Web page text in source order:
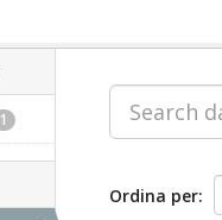
1
Ordina per